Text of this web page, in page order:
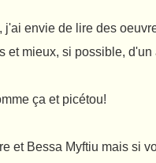
j'ai envie de lire des
et mieux, si possible, d'un
ça et picétou!
et Bessa Myftiu mais si